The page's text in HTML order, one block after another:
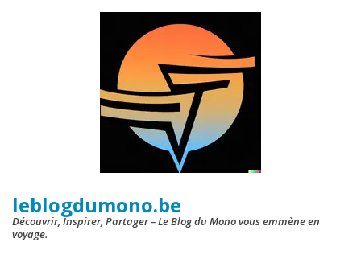
leblogdumono.be
Découvrir, Inspirer, Partager – Le Blog du Mono vous emmène en
voyage.